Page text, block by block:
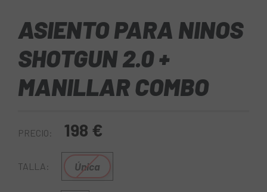
ASIENTO PARA NINOS
SHOTGUN 2.0 +
MANILLAR COMBO
PRECIO: 198 €
TALLA: Única